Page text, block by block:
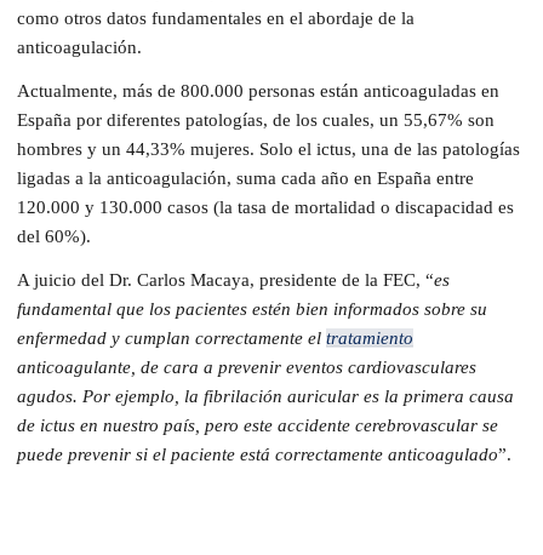
como otros datos fundamentales en el abordaje de la
anticoagulación.
Actualmente, más de 800.000 personas están anticoaguladas en
España por diferentes patolog​ías, de los cuales, un 55,67% son
hombres y un 44,33% mujeres. Solo el ictus, una de las patologías
ligadas a la anticoagulación, suma cada año en España entre
120.000 y 130.000 casos (la tasa de mortalidad o discapacidad es
del 60%).
A juicio del Dr. Carlos Macaya, presidente de la FEC, “es
fundamental que los pacientes estén bien informados sobre su
enfermedad y cumplan correctamente el tratamiento
anticoagulante, de cara a prevenir eventos cardiovasculares
agudos. Por ejemplo, la fibrilación auricular es la primera causa
de ictus en nuestro país, pero este accidente cerebrovascular se
puede prevenir si el paciente está correctamente anticoagulado”.